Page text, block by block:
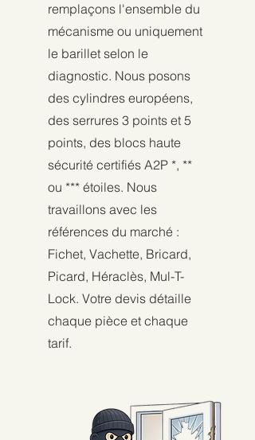
remplaçons l'ensemble du
mécanisme ou uniquement
le barillet selon le
diagnostic. Nous posons
des cylindres européens,
des serrures 3 points et 5
points, des blocs haute
sécurité certifiés A2P *, **
ou *** étoiles. Nous
travaillons avec les
références du marché :
Fichet, Vachette, Bricard,
Picard, Héraclès, Mul-T-
Lock. Votre devis détaille
chaque pièce et chaque
tarif.